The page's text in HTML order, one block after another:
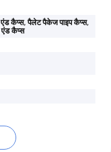
कैप्स,पैलेट पैकेज पाइप कैप्स,
एंड कैप्स